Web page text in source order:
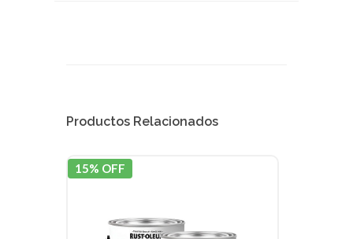
Productos Relacionados
15% OFF